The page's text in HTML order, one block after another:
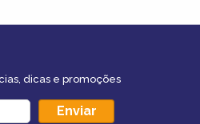
dicas e promoções